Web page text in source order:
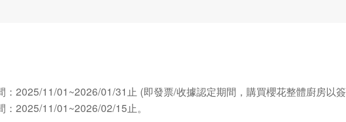
：2025/11/01~2026/01/31止 (即發票/收據認定期間，購買櫻花整體廚房以
：2025/11/01~2026/02/15止。